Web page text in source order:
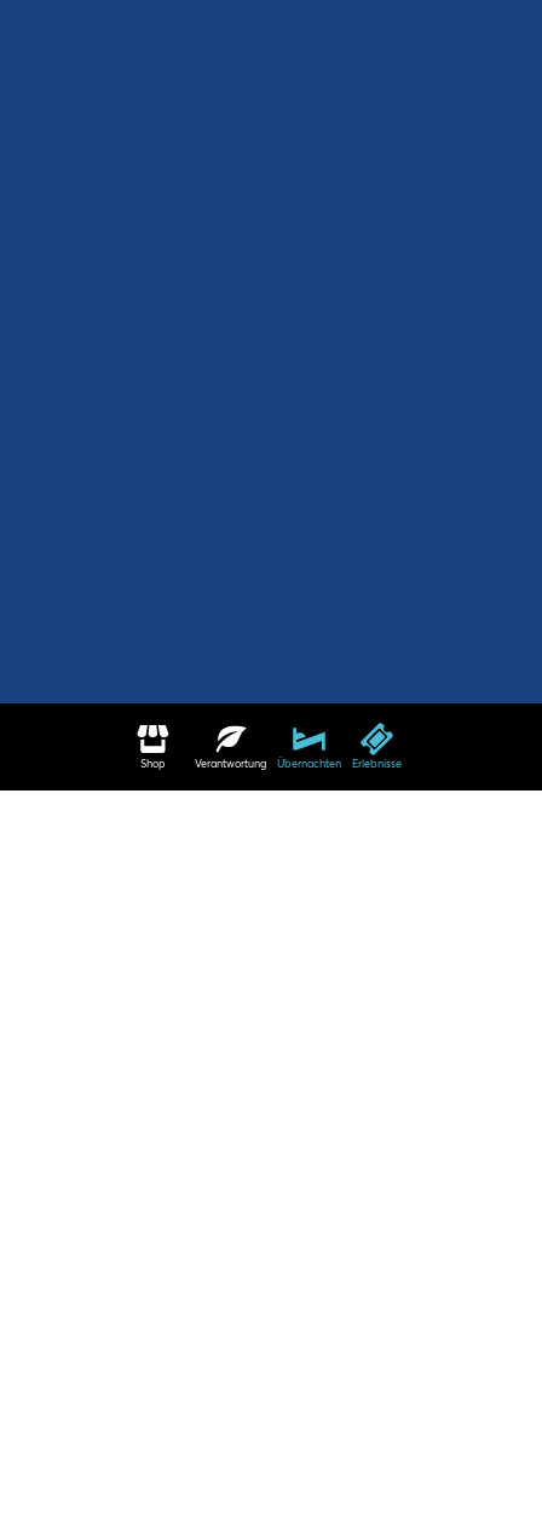
Shop Verantwortung Übernachten Erlebnisse